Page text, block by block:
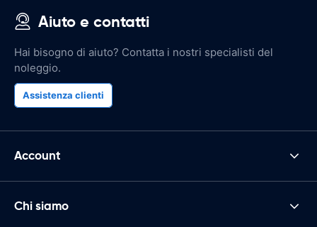
Aiuto e contatti
Hai bisogno di aiuto? Contatta i nostri specialisti del
noleggio.
Assistenza clienti
Account
Chi siamo